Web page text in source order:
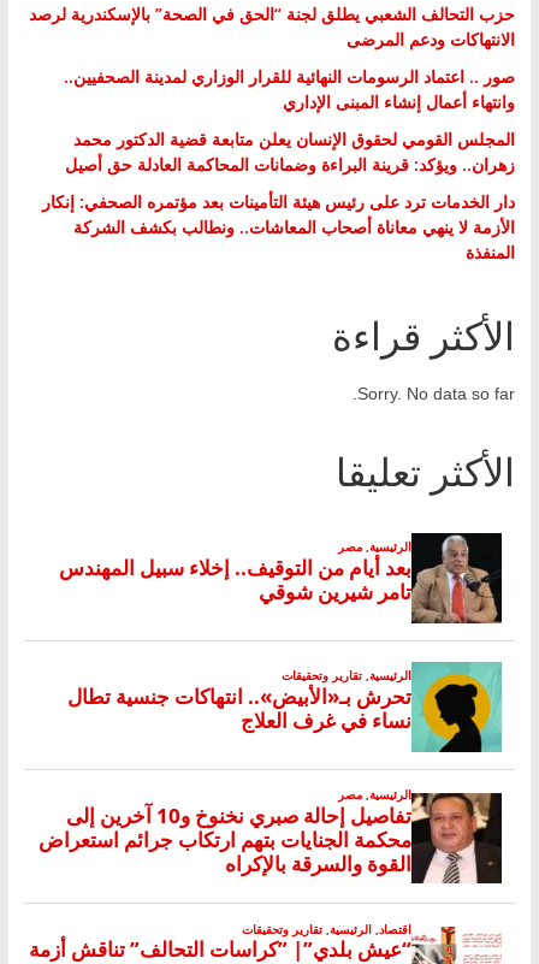
حزب التحالف الشعبي يطلق لجنة “الحق في الصحة” بالإسكندرية لرصد
الانتهاكات ودعم المرضى
صور .. اعتماد الرسومات النهائية للقرار الوزاري لمدينة الصحفيين..
وانتهاء أعمال إنشاء المبنى الإداري
المجلس القومي لحقوق الإنسان يعلن متابعة قضية الدكتور محمد
زهران.. ويؤكد: قرينة البراءة وضمانات المحاكمة العادلة حق أصيل
دار الخدمات ترد على رئيس هيئة التأمينات بعد مؤتمره الصحفي: إنكار
الأزمة لا ينهي معاناة أصحاب المعاشات.. ونطالب بكشف الشركة
المنفذة
الأكثر قراءة
Sorry. No data so far.
الأكثر تعليقا